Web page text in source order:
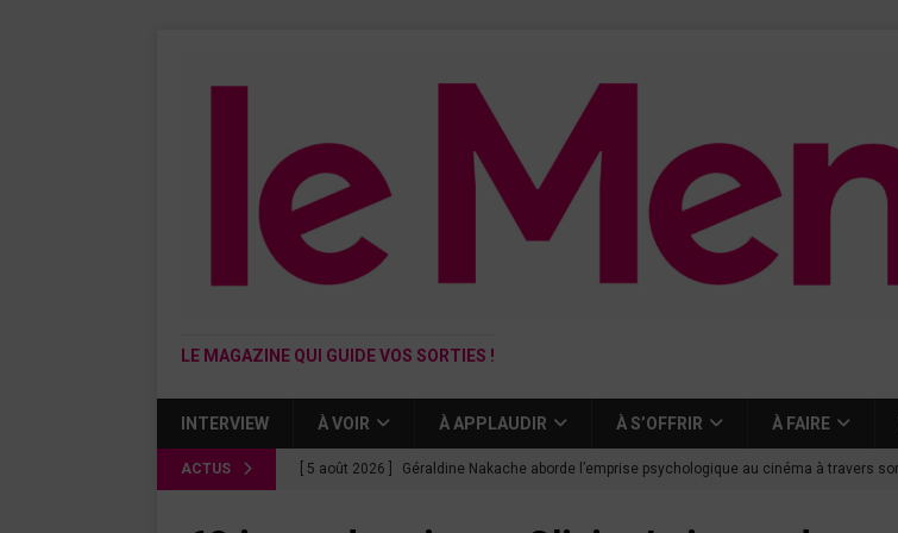
LE MAGAZINE QUI GUIDE VOS SORTIES !
INTERVIEW À VOIR À APPLAUDIR À S’OFFRIR À FAIRE
ACTUS [ 5 août 2026 ] Géraldine Nakache aborde l’emprise psychologique au cinéma à travers